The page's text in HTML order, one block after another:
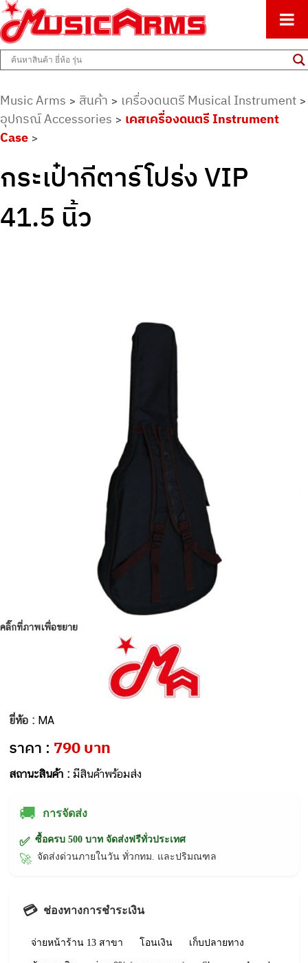
Music Arms
ศูนย์รวมครื่องดนตรีทุกชนิด ตั้งแต่เริ่มต้นถึงมืออาชีพ
Music Arms > สินค้า > เครื่องดนตรี Musical Instrument >
อุปกรณ์ Accessories > เคสเครื่องดนตรี Instrument
Case >
กระเป๋ากีตาร์โปร่ง VIP
41.5 นิ้ว
คลิ๊กที่ภาพเพื่อขยาย
ยี่ห้อ : MA
ราคา : 790 บาท
สถานะสินค้า :มีสินค้าพร้อมส่ง
🚚 การจัดส่ง
✅ ซื้อครบ 500 บาท จัดส่งฟรีทั่วประเทศ
🚀 จัดส่งด่วนภายในวัน ทั่วกทม. และปริมณฑล
💳 ช่องทางการชำระเงิน
จ่ายหน้าร้าน 13 สาขา โอนเงิน เก็บปลายทาง